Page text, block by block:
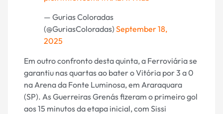
— Gurias Coloradas
(@GuriasColoradas) September 18,
2025
Em outro confronto desta quinta, a Ferroviária se
garantiu nas quartas ao bater o Vitória por 3 a 0
na Arena da Fonte Luminosa, em Araraquara
(SP). As Guerreiras Grenás fizeram o primeiro gol
aos 15 minutos da etapa inicial, com Sissi